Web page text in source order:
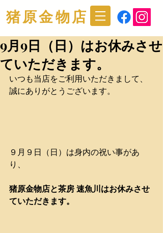
猪原金物店
9月9日（日）はお休みさせ
ていただきます。
いつも当店をご利用いただきまして、
誠にありがとうございます。
９月９日（日）は身内の祝い事があ
り、
猪原金物店と茶房 速魚川はお休みさせ
ていただきます。